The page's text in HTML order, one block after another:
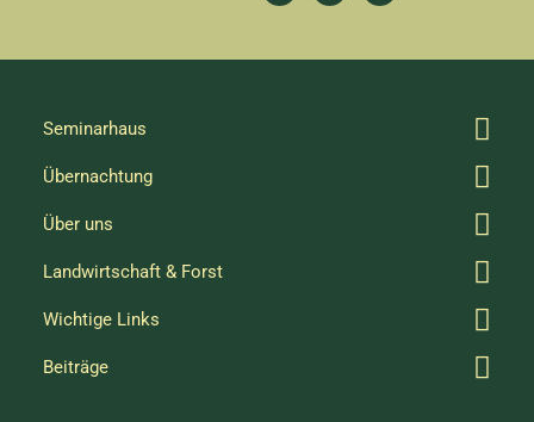
Seminarhaus
Übernachtung
Über uns
Landwirtschaft & Forst
Wichtige Links
Beiträge